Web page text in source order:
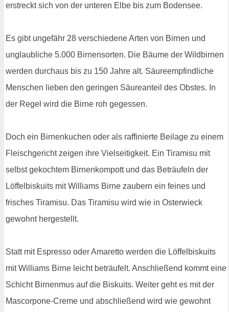
erstreckt sich von der unteren Elbe bis zum Bodensee.
Es gibt ungefähr 28 verschiedene Arten von Birnen und
unglaubliche 5.000 Birnensorten. Die Bäume der Wildbirnen
werden durchaus bis zu 150 Jahre alt. Säureempfindliche
Menschen lieben den geringen Säureanteil des Obstes. In
der Regel wird die Birne roh gegessen.
Doch ein Birnenkuchen oder als raffinierte Beilage zu einem
Fleischgericht zeigen ihre Vielseitigkeit. Ein Tiramisu mit
selbst gekochtem Birnenkompott und das Beträufeln der
Löffelbiskuits mit Williams Birne zaubern ein feines und
frisches Tiramisu. Das Tiramisu wird wie in Osterwieck
gewohnt hergestellt.
Statt mit Espresso oder Amaretto werden die Löffelbiskuits
mit Williams Birne leicht beträufelt. Anschließend kommt eine
Schicht Birnenmus auf die Biskuits. Weiter geht es mit der
Mascorpone-Creme und abschließend wird wie gewohnt